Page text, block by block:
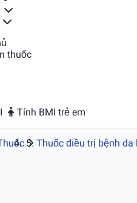
thuốc
Tính BMI trẻ em
Thuốc điều trị bệnh da